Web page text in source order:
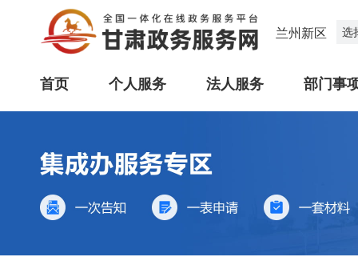
兰州新区 选
首页 个人服务 法人服务 部门事